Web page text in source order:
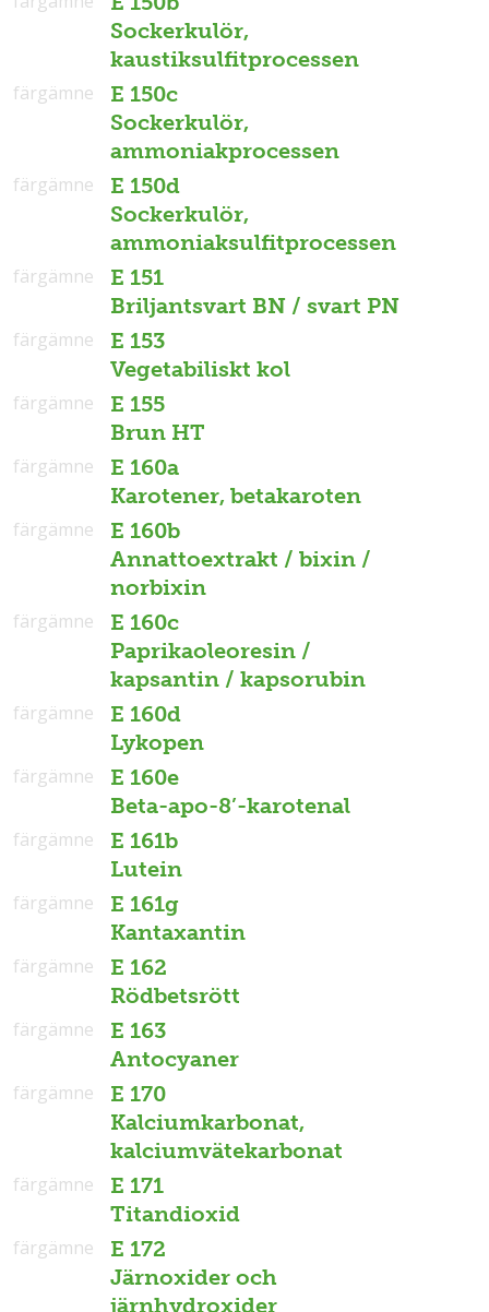
Sockerkulör,
kaustiksulfitprocessen
E 150c
Sockerkulör,
ammoniakprocessen
färgämne
E 150d
Sockerkulör,
ammoniaksulfitprocessen
färgämne
E 151
Briljantsvart BN / svart PN
färgämne
E 153
Vegetabiliskt kol
färgämne
E 155
Brun HT
färgämne
E 160a
Karotener, betakaroten
färgämne
E 160b
Annattoextrakt / bixin /
norbixin
färgämne
E 160c
Paprikaoleoresin /
kapsantin / kapsorubin
färgämne
E 160d
Lykopen
färgämne
E 160e
Beta-apo-8’-karotenal
färgämne
E 161b
Lutein
färgämne
E 161g
Kantaxantin
färgämne
E 162
Rödbetsrött
färgämne
E 163
Antocyaner
färgämne
E 170
Kalciumkarbonat,
kalciumvätekarbonat
färgämne
E 171
Titandioxid
färgämne
E 172
Järnoxider och
järnhydroxider
färgämne